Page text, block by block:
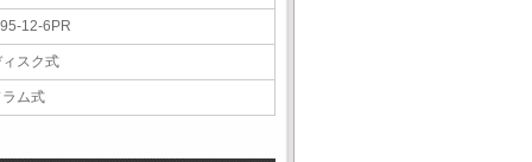
12-6PR
スク式
ム式